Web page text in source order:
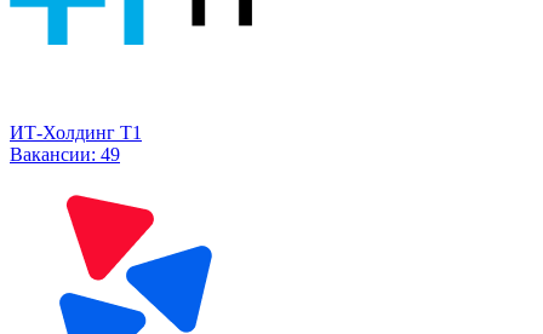
ИТ-Холдинг Т1
Вакансии: 49